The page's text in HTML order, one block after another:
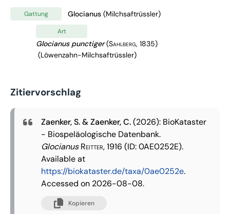
Gattung Glocianus (Milchsaftrüssler)
Art
Glocianus punctiger (Sahlberg, 1835)
(Löwenzahn-Milchsaftrüssler)
Zitiervorschlag
Zaenker, S. & Zaenker, C.(2026): BioKataster
- Biospeläologische Datenbank.
GlocianusReitter, 1916 (ID: 0AE0252E).
Available at
https://biokataster.de/taxa/0ae0252e.
Accessed on 2026-08-08.
Kopieren